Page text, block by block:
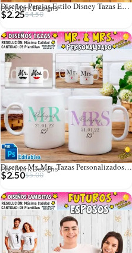
Diseños Parejas Estilo Disney Tazas Editables
Por: Mark Designs
$4.50
$2.25
Diseños Mr. Mrs. Tazas Personalizados Editables
Por: Mark Designs
$5.00
$2.50